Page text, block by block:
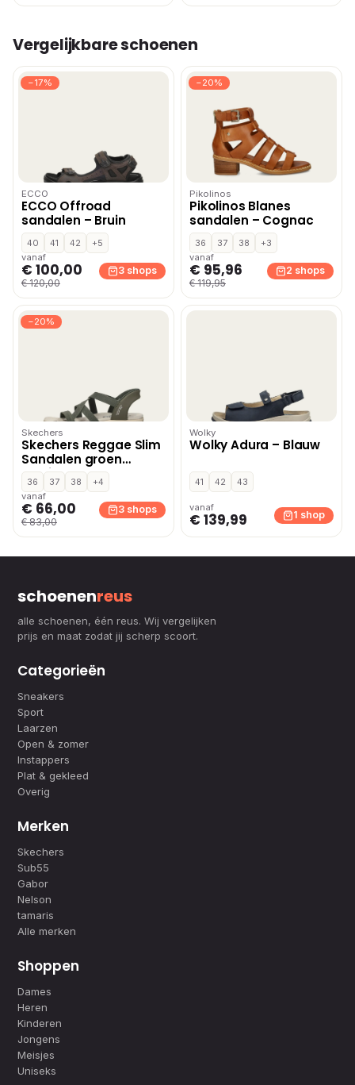
Vergelijkbare schoenen
−17%
ECCO
ECCO Offroad
sandalen – Bruin
40 41 42
+5
vanaf
€ 100,00
€ 120,00
3 shops
−20%
Pikolinos
Pikolinos Blanes
sandalen – Cognac
36 37 38
+3
vanaf
€ 95,96
€ 119,95
2 shops
−20%
Skechers
Skechers Reggae Slim
Sandalen groen
Textiel
36 37 38
+4
vanaf
€ 66,00
€ 83,00
3 shops
Wolky
Wolky Adura – Blauw
41 42 43
vanaf
€ 139,99 1 shop
schoenenreus
alle schoenen, één reus. Wij vergelijken
prijs en maat zodat jij scherp scoort.
Categorieën
Sneakers
Sport
Laarzen
Open & zomer
Instappers
Plat & gekleed
Overig
Merken
Skechers
Sub55
Gabor
Nelson
tamaris
Alle merken
Shoppen
Dames
Heren
Kinderen
Jongens
Meisjes
Uniseks